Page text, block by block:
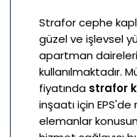
Strafor cephe
güzel ve işlevsel
apartman
kullanılmaktadır.
fiyatında strafor
inşaatı için
elemanlar